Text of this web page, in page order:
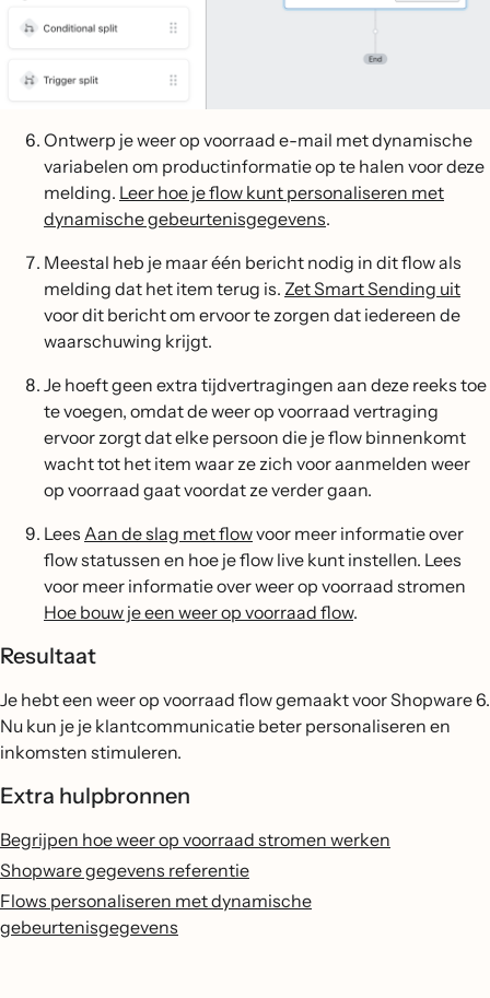
Ontwerp je weer op voorraad e-mail met dynamische
variabelen om productinformatie op te halen voor deze
melding. Leer hoe je flow kunt personaliseren met
dynamische gebeurtenisgegevens.
Meestal heb je maar één bericht nodig in dit flow als
melding dat het item terug is. Zet Smart Sending uit
voor dit bericht om ervoor te zorgen dat iedereen de
waarschuwing krijgt.
Je hoeft geen extra tijdvertragingen aan deze reeks toe
te voegen, omdat de weer op voorraad vertraging
ervoor zorgt dat elke persoon die je flow binnenkomt
wacht tot het item waar ze zich voor aanmelden weer
op voorraad gaat voordat ze verder gaan.
Lees Aan de slag met flowvoor meer informatie over
flow statussen en hoe je flow live kunt instellen. Lees
voor meer informatie over weer op voorraad stromen
Hoe bouw je een weer op voorraad flow.
Resultaat
Je hebt een weer op voorraad flow gemaakt voor Shopware 6.
Nu kun je je klantcommunicatie beter personaliseren en
inkomsten stimuleren.
Extra hulpbronnen
Begrijpen hoe weer op voorraad stromen werken
Shopware gegevens referentie
Flows personaliseren met dynamische
gebeurtenisgegevens